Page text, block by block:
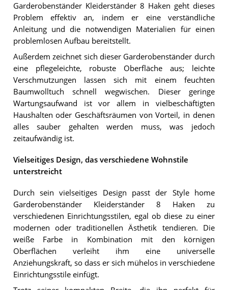
Garderobenständer Kleiderständer 8 Haken geht dieses
Problem effektiv an, indem er eine verständliche
Anleitung und die notwendigen Materialien für einen
problemlosen Aufbau bereitstellt.
Außerdem zeichnet sich dieser Garderobenständer durch
eine pflegeleichte, robuste Oberfläche aus; leichte
Verschmutzungen lassen sich mit einem feuchten
Baumwolltuch schnell wegwischen. Dieser geringe
Wartungsaufwand ist vor allem in vielbeschäftigten
Haushalten oder Geschäftsräumen von Vorteil, in denen
alles sauber gehalten werden muss, was jedoch
zeitaufwändig ist.
Vielseitiges Design, das verschiedene Wohnstile
unterstreicht
Durch sein vielseitiges Design passt der Style home
Garderobenständer Kleiderständer 8 Haken zu
verschiedenen Einrichtungsstilen, egal ob diese zu einer
modernen oder traditionellen Ästhetik tendieren. Die
weiße Farbe in Kombination mit den körnigen
Oberflächen verleiht ihm eine universelle
Anziehungskraft, so dass er sich mühelos in verschiedene
Einrichtungsstile einfügt.